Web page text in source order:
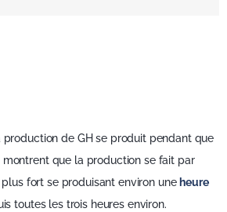
production de GH se produit pendant que
montrent que la production se fait par
fort se produisant environ une heure
toutes les trois heures environ.